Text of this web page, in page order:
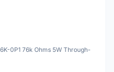
0P1 76k Ohms 5W Through-